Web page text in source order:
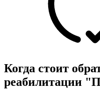
Когда стоит
реабилитации